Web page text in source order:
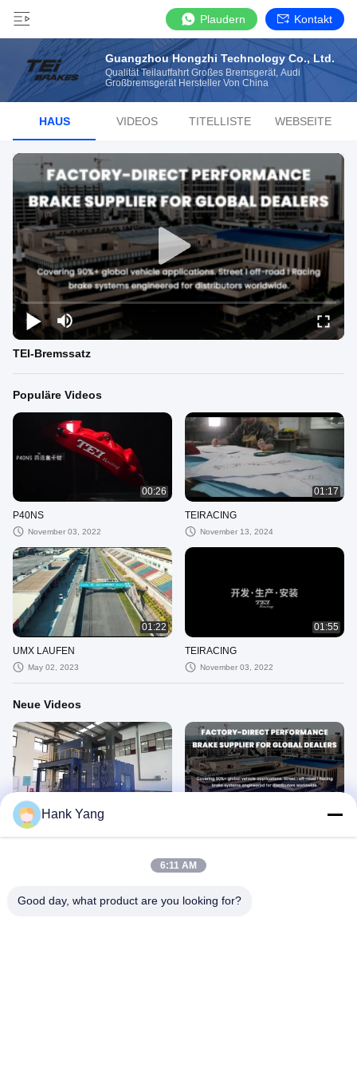
Plaudern Kontakt
Guangzhou Hongzhi Technology Co., Ltd.
Qualität Teilauffahrt Großes Bremsgerät, Audi
Großbremsgerät Hersteller Von China
HAUS VIDEOS TITELLISTE WEBSEITE
TEI-Bremssatz
Populäre Videos
00:26
P40NS
November 03, 2022
01:17
TEIRACING
November 13, 2024
01:22
UMX LAUFEN
May 02, 2023
01:55
TEIRACING
November 03, 2022
Neue Videos
Prüfstandstests
Hank Yang
6:11 AM
Good day, what product are you looking for?